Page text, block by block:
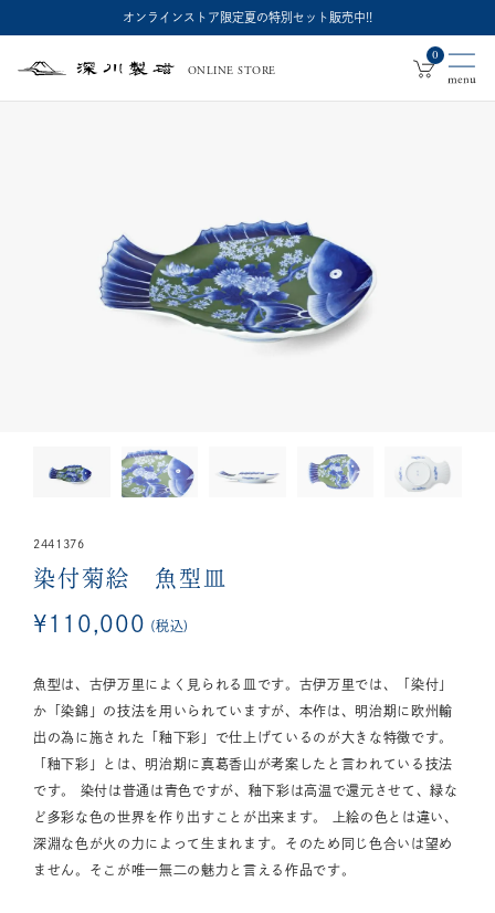
オンラインストア限定夏の特別セット販売中!!
深
ONLINE STORE
0
2441376
染付菊絵 魚型皿
¥ 110,000 税込
魚型は、古伊万里によく見られる皿です。古伊万里では、「染付」
か「染錦」の技法を用いられていますが、本作は、明治期に欧州輸
出の為に施された「釉下彩」で仕上げているのが大きな特徴です。
「釉下彩」とは、明治期に真葛香山が考案したと言われている技法
です。 染付は普通は青色ですが、釉下彩は高温で還元させて、緑な
ど多彩な色の世界を作り出すことが出来ます。 上絵の色とは違い、
深淵な色が火の力によって生まれます。そのため同じ色合いは望め
ません。そこが唯一無二の魅力と言える作品です。